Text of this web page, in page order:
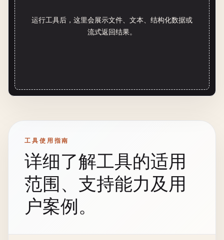
运行工具后，这里会展示文件、文本、结构化数据或
流式返回结果。
工具使用指南
详细了解工具的适用
范围、支持能力及用
户案例。